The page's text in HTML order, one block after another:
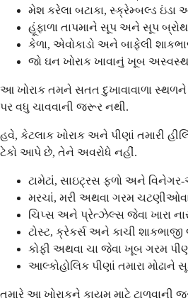
મેશ કરેલા બટાકા, સ્ક્રેમ્બલ્ડ
હૂંફાળા તાપમાને સૂપ અને સૂપ બ્રોથ
કેળા, એવોકાડો અને બાફેલી
જો ઘન ખોરાક ખાવાનું ખૂબ
આ ખોરાક તમને સતત દુખાવાવાળા
પર વધુ ચાવવાની જરૂર નથી.
હવે, કેટલાક ખોરાક અને પીણાં તમારી
ટેકો આપે છે, તેને અવરોધે નહીં.
ટામેટાં, સાઇટ્રસ ફળો અને
મરચાં, મરી અથવા ગરમ
ચિપ્સ અને પ્રેત્ઝેલ્સ જેવા ખારા
ટોસ્ટ, ક્રેકર્સ અને કાચી
કોફી અથવા ચા જેવા ખૂબ ગરમ
આલ્કોહોલિક પીણાં તમારા
તમારે આ ખોરાકને કાયમ માટે ટાળવાની